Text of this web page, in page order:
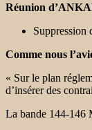
Réunion
Suppression
Comme nous
« Sur le plan
d’insérer des
La bande 144-146